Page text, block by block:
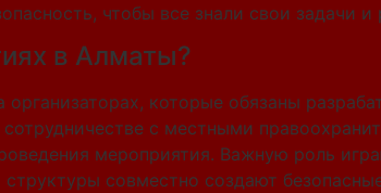
чтобы все знали свои задачи и
в Алматы?
которые обязаны
с местными
мероприятия. Важную роль
совместно создают